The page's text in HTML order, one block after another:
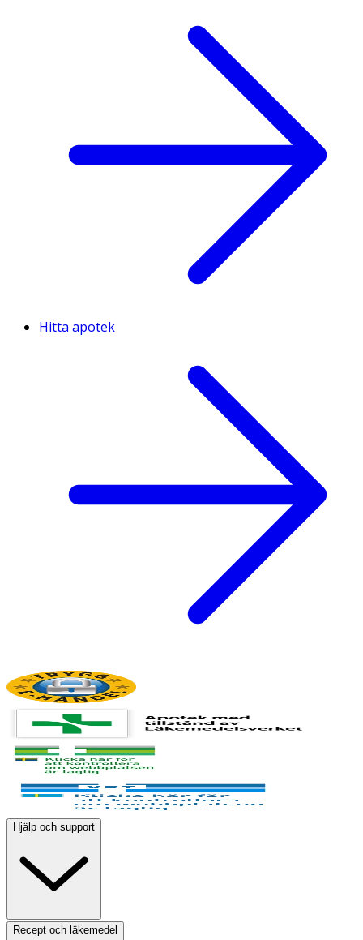
Hitta apotek
Hjälp och support
Recept och läkemedel